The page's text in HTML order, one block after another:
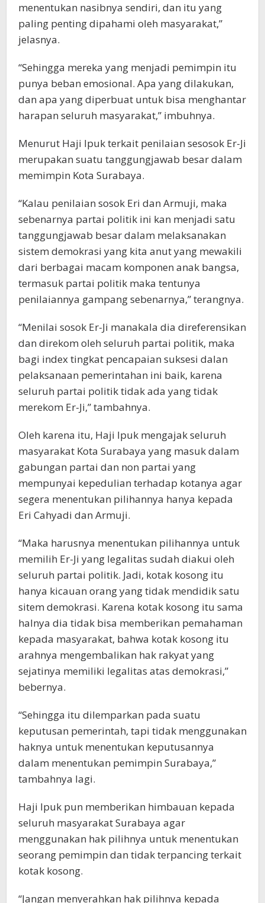
menentukan nasibnya sendiri, dan itu yang
paling penting dipahami oleh masyarakat,”
jelasnya.
“Sehingga mereka yang menjadi pemimpin itu
punya beban emosional. Apa yang dilakukan,
dan apa yang diperbuat untuk bisa menghantar
harapan seluruh masyarakat,” imbuhnya.
Menurut Haji Ipuk terkait penilaian sesosok Er-Ji
merupakan suatu tanggungjawab besar dalam
memimpin Kota Surabaya.
“Kalau penilaian sosok Eri dan Armuji, maka
sebenarnya partai politik ini kan menjadi satu
tanggungjawab besar dalam melaksanakan
sistem demokrasi yang kita anut yang mewakili
dari berbagai macam komponen anak bangsa,
termasuk partai politik maka tentunya
penilaiannya gampang sebenarnya,” terangnya.
“Menilai sosok Er-Ji manakala dia direferensikan
dan direkom oleh seluruh partai politik, maka
bagi index tingkat pencapaian suksesi dalan
pelaksanaan pemerintahan ini baik, karena
seluruh partai politik tidak ada yang tidak
merekom Er-Ji,” tambahnya.
Oleh karena itu, Haji Ipuk mengajak seluruh
masyarakat Kota Surabaya yang masuk dalam
gabungan partai dan non partai yang
mempunyai kepedulian terhadap kotanya agar
segera menentukan pilihannya hanya kepada
Eri Cahyadi dan Armuji.
“Maka harusnya menentukan pilihannya untuk
memilih Er-Ji yang legalitas sudah diakui oleh
seluruh partai politik. Jadi, kotak kosong itu
hanya kicauan orang yang tidak mendidik satu
sitem demokrasi. Karena kotak kosong itu sama
halnya dia tidak bisa memberikan pemahaman
kepada masyarakat, bahwa kotak kosong itu
arahnya mengembalikan hak rakyat yang
sejatinya memiliki legalitas atas demokrasi,”
bebernya.
“Sehingga itu dilemparkan pada suatu
keputusan pemerintah, tapi tidak menggunakan
haknya untuk menentukan keputusannya
dalam menentukan pemimpin Surabaya,”
tambahnya lagi.
Haji Ipuk pun memberikan himbauan kepada
seluruh masyarakat Surabaya agar
menggunakan hak pilihnya untuk menentukan
seorang pemimpin dan tidak terpancing terkait
kotak kosong.
“Jangan menyerahkan hak pilihnya kepada